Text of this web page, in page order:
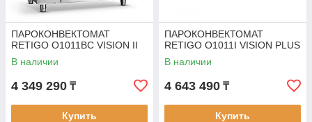
ПАРОКОНВЕКТОМАТ
RETIGO O1011BC VISION II
В наличии
4 349 290 ₸
Купить
ПАРОКОНВЕКТОМАТ
RETIGO O1011I VISION PLUS
В наличии
4 643 490 ₸
Купить